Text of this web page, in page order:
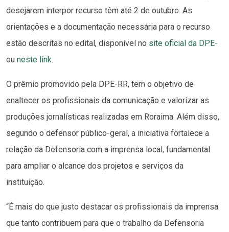
desejarem interpor recurso têm até 2 de outubro. As
orientações e a documentação necessária para o recurso
estão descritas no edital, disponível no site oficial da DPE-
ou neste link.
O prêmio promovido pela DPE-RR, tem o objetivo de
enaltecer os profissionais da comunicação e valorizar as
produções jornalísticas realizadas em Roraima. Além disso,
segundo o defensor público-geral, a iniciativa fortalece a
relação da Defensoria com a imprensa local, fundamental
para ampliar o alcance dos projetos e serviços da
instituição.
“É mais do que justo destacar os profissionais da imprensa
que tanto contribuem para que o trabalho da Defensoria